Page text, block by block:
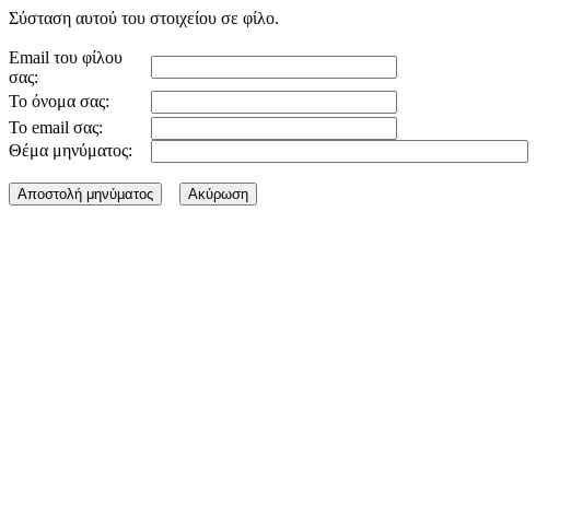
Σύσταση αυτού του στοιχείου σε φίλο.
Email του φίλου
σας:
Το όνομα σας:
Το email σας:
Θέμα μηνύματος: